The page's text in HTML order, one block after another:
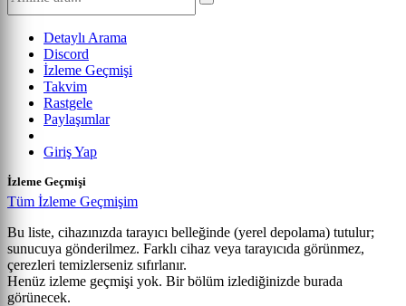
Detaylı Arama
Discord
İzleme Geçmişi
Takvim
Rastgele
Paylaşımlar
Giriş Yap
İzleme Geçmişi
Tüm İzleme Geçmişim
Bu liste, cihazınızda tarayıcı belleğinde (yerel depolama) tutulur;
sunucuya gönderilmez. Farklı cihaz veya tarayıcıda görünmez,
çerezleri temizlerseniz sıfırlanır.
Henüz izleme geçmişi yok. Bir bölüm izlediğinizde burada
görünecek.